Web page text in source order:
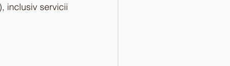
inclusiv servicii